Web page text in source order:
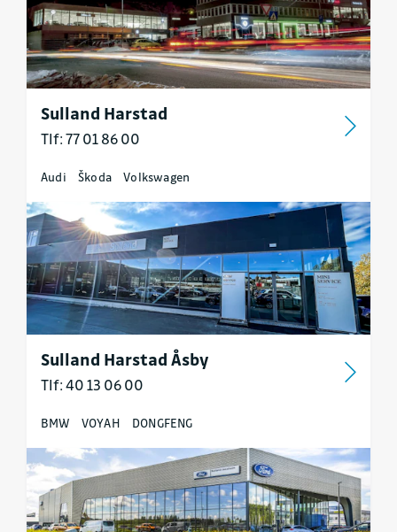
Sulland Harstad
Tlf: 77 01 86 00
Audi Škoda Volkswagen
Sulland Harstad Åsby
Tlf: 40 13 06 00
BMW VOYAH DONGFENG